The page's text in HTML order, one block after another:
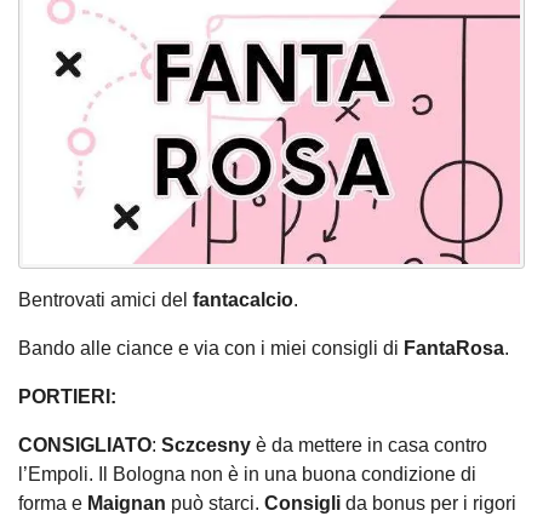
Bentrovati amici del fantacalcio.
Bando alle ciance e via con i miei consigli di FantaRosa.
PORTIERI:
CONSIGLIATO: Sczcesny è da mettere in casa contro
l’Empoli. Il Bologna non è in una buona condizione di
forma e Maignan può starci. Consigli da bonus per i rigori